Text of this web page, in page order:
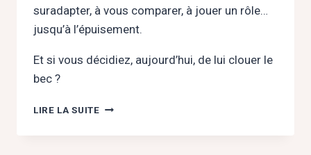
suradapter, à vous comparer, à jouer un rôle…
jusqu’à l’épuisement.
Et si vous décidiez, aujourd’hui, de lui clouer le
bec ?
LIRE LA SUITELIBÉREZ-